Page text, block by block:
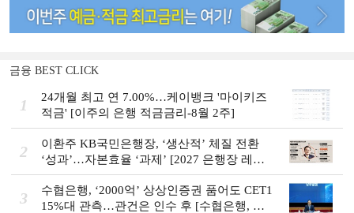
금융 BEST CLICK
1
24개월 최고 연 7.00%…케이뱅크 '마이키즈
적금' [이주의 은행 적금금리-8월 2주]
2
이환주 KB국민은행장, ‘생산적’ 체질 전환
‘성과’…자본효율 ‘과제’ [2027 은행장 레이
스 개막]
3
수협은행, ‘2000억’ 상상인증권 품어도 CET1
15%대 관측…관건은 인수 후 [수협은행, 금